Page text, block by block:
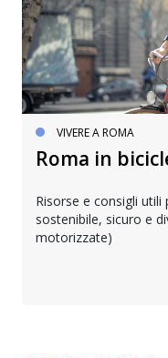
VIVERE A ROMA
Roma in
Risorse e consigli
sostenibile, sicuro e
motorizzate)